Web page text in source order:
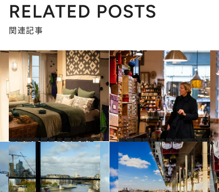
RELATED POSTS
関連記事
2024.4.3
パリの老舗インテリアショップへサヴォワールフェールを感じる旅「ラ・メゾン・キャラバン」
旅＆お出かけ 2024.3.31
パリ最古のメルスリー（手芸店）へ約190年の歴史を誇るウルトラモッド【手芸好きにはたまらない空間】
旅＆お出かけ